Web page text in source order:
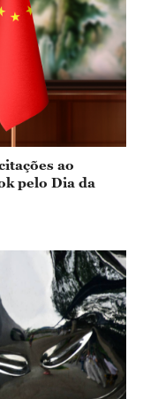
ao
pelo Dia da